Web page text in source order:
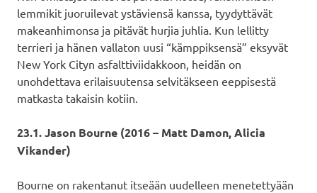
lemmikit juoruilevat ystäviensä kanssa, tyydyttävät
makeanhimonsa ja pitävät hurjia juhlia. Kun lellitty
terrieri ja hänen vallaton uusi “kämppiksensä” eksyvät
New York Cityn asfalttiviidakkoon, heidän on
unohdettava erilaisuutensa selvitäkseen eeppisestä
matkasta takaisin kotiin.
23.1. Jason Bourne (2016 – Matt Damon, Alicia
Vikander)
Bourne on rakentanut itseään uudelleen menetettyään